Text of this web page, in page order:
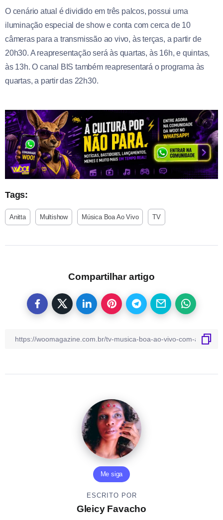
O cenário atual é dividido em três palcos, possui uma
iluminação especial de show e conta com cerca de 10
câmeras para a transmissão ao vivo, às terças, a partir de
20h30. A reapresentação será às quartas, às 16h, e quintas,
às 13h. O canal BIS também reapresentará o programa às
quartas, a partir das 22h30.
Tags:
Anitta Multishow Música Boa Ao Vivo TV
Compartilhar artigo
Me siga
ESCRITO POR
Gleicy Favacho